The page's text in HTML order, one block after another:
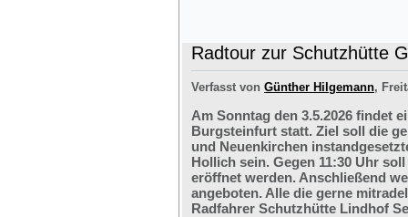
Radtour zur Schutzhütte
Verfasst von Günther Hilgemann,
Am Sonntag den 3.5.2026 findet
Burgsteinfurt statt. Ziel soll die
und Neuenkirchen
Hollich sein. Gegen 11:30 Uhr
eröffnet werden. Anschließend
angeboten. Alle die gerne
Radfahrer Schutzhütte Lindhof